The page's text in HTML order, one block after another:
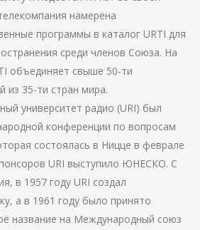
намерена
программы в каталог URTІ для
среди членов Союза. На
объединяет свыше 50-ти
из 35-ти стран мира.
университет радио (URІ) был
конференции по вопросам
состоялась в Ницце в феврале
URІ выступило ЮНЕСКО. С
в 1957 году URІ создал
а в 1961 году было принято
название на Международный союз